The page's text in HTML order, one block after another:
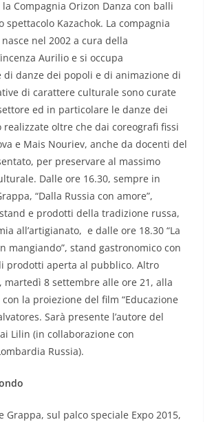
la Compagnia Orizon Danza con balli
Kazachok. La compagnia
nasce nel 2002 a cura della
Aurilio e si occupa
danze dei popoli e di animazione di
di carattere culturale sono curate
ed in particolare le danze dei
realizzate oltre che dai coreografi fissi
e Mais Nouriev, anche da docenti del
per preservare al massimo
Dalle ore 16.30, sempre in
“Dalla Russia con amore”,
e prodotti della tradizione russa,
all’artigianato, e dalle ore 18.30 “La
mangiando”, stand gastronomico con
prodotti aperta al pubblico. Altro
martedì 8 settembre alle ore 21, alla
la proiezione del film “Educazione
Sarà presente l’autore del
Lilin (in collaborazione con
Russia).
Grappa, sul palco speciale Expo 2015,